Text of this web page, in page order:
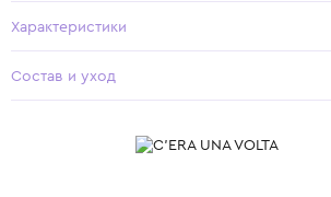
Характеристики
Состав и уход